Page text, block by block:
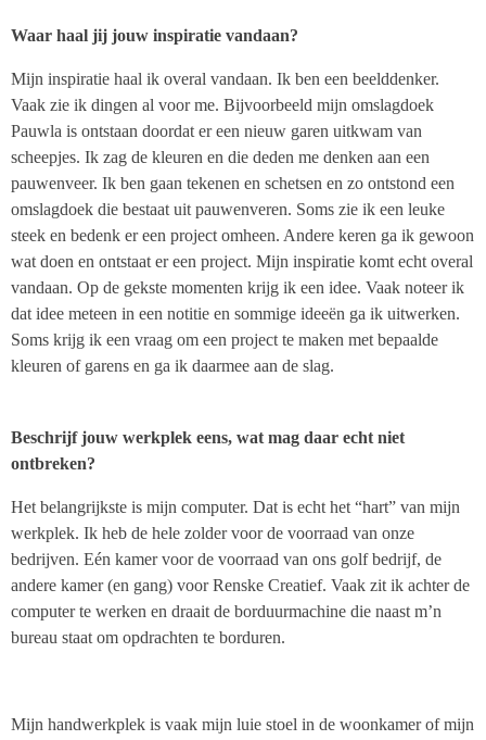
Waar haal jij jouw inspiratie vandaan?
Mijn inspiratie haal ik overal vandaan. Ik ben een beelddenker.
Vaak zie ik dingen al voor me. Bijvoorbeeld mijn omslagdoek
Pauwla is ontstaan doordat er een nieuw garen uitkwam van
scheepjes. Ik zag de kleuren en die deden me denken aan een
pauwenveer. Ik ben gaan tekenen en schetsen en zo ontstond een
omslagdoek die bestaat uit pauwenveren. Soms zie ik een leuke
steek en bedenk er een project omheen. Andere keren ga ik gewoon
wat doen en ontstaat er een project. Mijn inspiratie komt echt overal
vandaan. Op de gekste momenten krijg ik een idee. Vaak noteer ik
dat idee meteen in een notitie en sommige ideeën ga ik uitwerken.
Soms krijg ik een vraag om een project te maken met bepaalde
kleuren of garens en ga ik daarmee aan de slag.
Beschrijf jouw werkplek eens, wat mag daar echt niet
ontbreken?
Het belangrijkste is mijn computer. Dat is echt het “hart” van mijn
werkplek. Ik heb de hele zolder voor de voorraad van onze
bedrijven. Eén kamer voor de voorraad van ons golf bedrijf, de
andere kamer (en gang) voor Renske Creatief. Vaak zit ik achter de
computer te werken en draait de borduurmachine die naast m’n
bureau staat om opdrachten te borduren.
Mijn handwerkplek is vaak mijn luie stoel in de woonkamer of mijn